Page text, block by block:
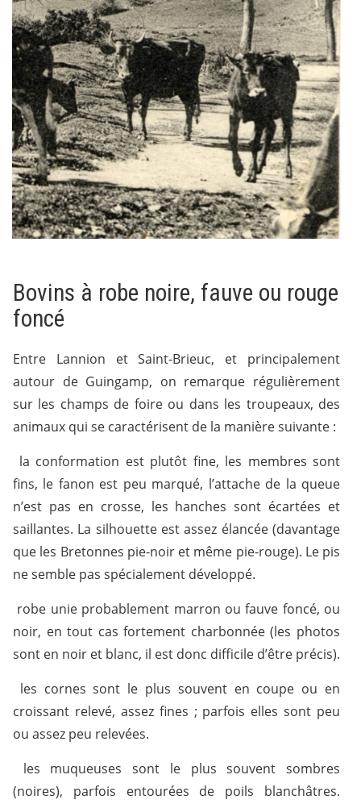
Bovins à robe noire, fauve ou rouge
foncé
Entre Lannion et Saint-Brieuc, et principalement
autour de Guingamp, on remarque régulièrement
sur les champs de foire ou dans les troupeaux, des
animaux qui se caractérisent de la manière suivante :
 la conformation est plutôt fine, les membres sont
fins, le fanon est peu marqué, l’attache de la queue
n’est pas en crosse, les hanches sont écartées et
saillantes. La silhouette est assez élancée (davantage
que les Bretonnes pie-noir et même pie-rouge). Le pis
ne semble pas spécialement développé.
 robe unie probablement marron ou fauve foncé, ou
noir, en tout cas fortement charbonnée (les photos
sont en noir et blanc, il est donc difficile d’être précis).
 les cornes sont le plus souvent en coupe ou en
croissant relevé, assez fines ; parfois elles sont peu
ou assez peu relevées.
 les muqueuses sont le plus souvent sombres
(noires), parfois entourées de poils blanchâtres.